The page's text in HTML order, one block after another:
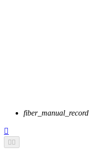
fiber_manual_record

 